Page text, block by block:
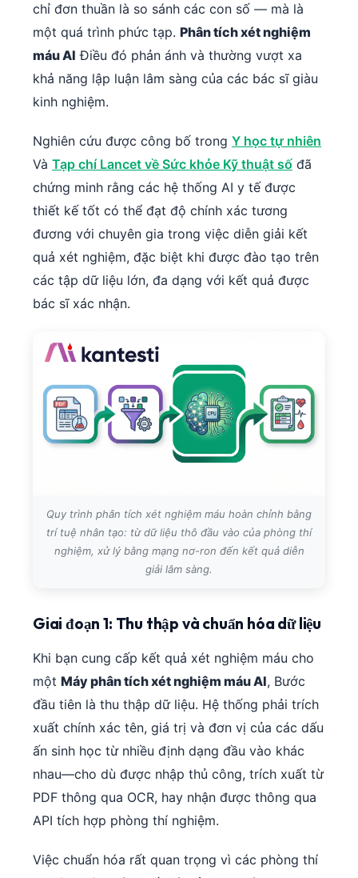
chỉ đơn thuần là so sánh các con số — mà là
một quá trình phức tạp. Phân tích xét nghiệm
máu AI Điều đó phản ánh và thường vượt xa
khả năng lập luận lâm sàng của các bác sĩ giàu
kinh nghiệm.
Nghiên cứu được công bố trong Y học tự nhiên
Và Tạp chí Lancet về Sức khỏe Kỹ thuật số đã
chứng minh rằng các hệ thống AI y tế được
thiết kế tốt có thể đạt độ chính xác tương
đương với chuyên gia trong việc diễn giải kết
quả xét nghiệm, đặc biệt khi được đào tạo trên
các tập dữ liệu lớn, đa dạng với kết quả được
bác sĩ xác nhận.
Quy trình phân tích xét nghiệm máu hoàn chỉnh bằng
trí tuệ nhân tạo: từ dữ liệu thô đầu vào của phòng thí
nghiệm, xử lý bằng mạng nơ-ron đến kết quả diễn
giải lâm sàng.
Giai đoạn 1: Thu thập và chuẩn hóa dữ liệu
Khi bạn cung cấp kết quả xét nghiệm máu cho
một Máy phân tích xét nghiệm máu AI, Bước
đầu tiên là thu thập dữ liệu. Hệ thống phải trích
xuất chính xác tên, giá trị và đơn vị của các dấu
ấn sinh học từ nhiều định dạng đầu vào khác
nhau—cho dù được nhập thủ công, trích xuất từ
PDF thông qua OCR, hay nhận được thông qua
API tích hợp phòng thí nghiệm.
Việc chuẩn hóa rất quan trọng vì các phòng thí